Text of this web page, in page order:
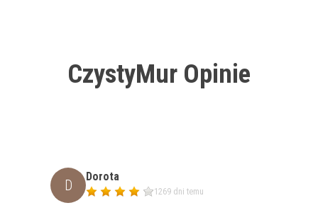
CzystyMur Opinie
D
Dorota
1269 dni temu